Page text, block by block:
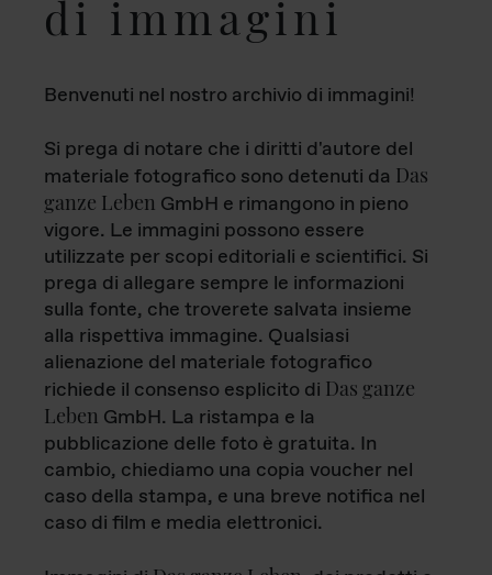
di immagini
Benvenuti nel nostro archivio di immagini!
Si prega di notare che i diritti d'autore del
materiale fotografico sono detenuti da Das
ganze Leben GmbH e rimangono in pieno
vigore. Le immagini possono essere
utilizzate per scopi editoriali e scientifici. Si
prega di allegare sempre le informazioni
sulla fonte, che troverete salvata insieme
alla rispettiva immagine. Qualsiasi
alienazione del materiale fotografico
richiede il consenso esplicito di Das ganze
Leben GmbH. La ristampa e la
pubblicazione delle foto è gratuita. In
cambio, chiediamo una copia voucher nel
caso della stampa, e una breve notifica nel
caso di film e media elettronici.